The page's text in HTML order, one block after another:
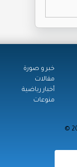
خبر و صورة
مقالات
أخبار رياضية
منوعات